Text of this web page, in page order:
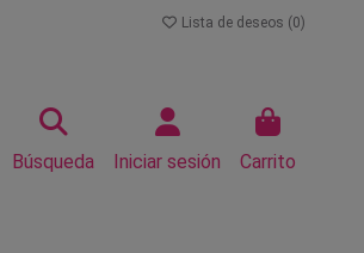
Lista de deseos (0)
Búsqueda Iniciar sesión Carrito